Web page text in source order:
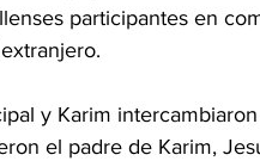
participantes en
y Karim
el padre de Karim,